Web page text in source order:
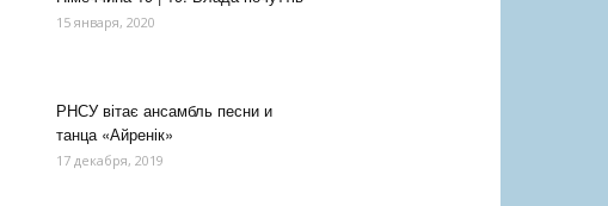
15 января, 2020
РНСУ вітає ансамбль песни и
танца «Айренік»
17 декабря, 2019